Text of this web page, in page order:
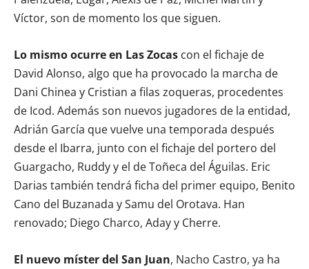
Víctor, son de momento los que siguen.
Lo mismo ocurre en Las Zocas con el fichaje de
David Alonso, algo que ha provocado la marcha de
Dani Chinea y Cristian a filas zoqueras, procedentes
de Icod. Además son nuevos jugadores de la entidad,
Adrián García que vuelve una temporada después
desde el Ibarra, junto con el fichaje del portero del
Guargacho, Ruddy y el de Toñeca del Águilas. Eric
Darias también tendrá ficha del primer equipo, Benito
Cano del Buzanada y Samu del Orotava. Han
renovado; Diego Charco, Aday y Cherre.
El nuevo míster del San Juan, Nacho Castro, ya ha